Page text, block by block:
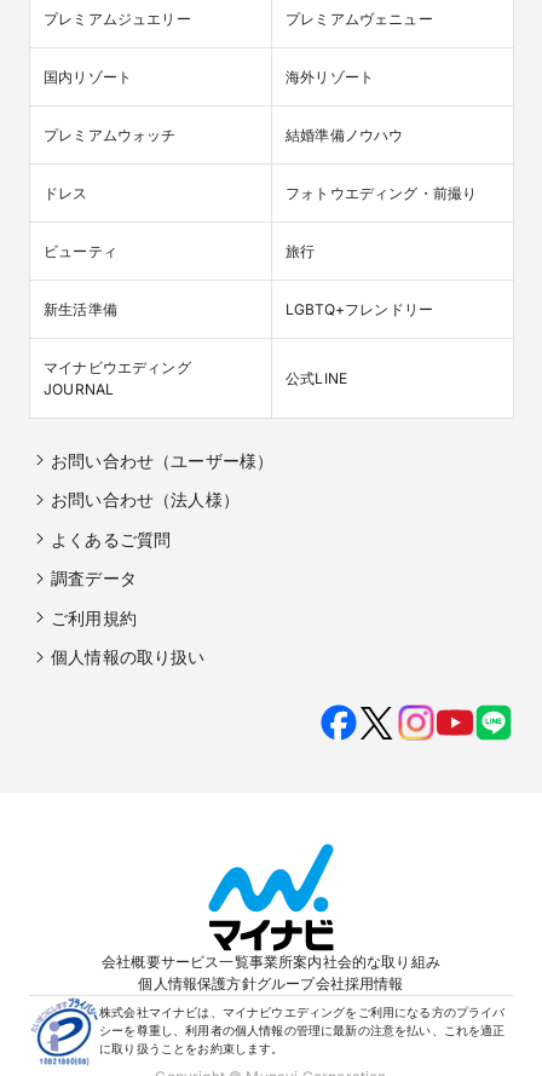
プレミアムジュエリー プレミアムヴェニュー
国内リゾート 海外リゾート
プレミアムウォッチ 結婚準備ノウハウ
ドレス フォトウエディング・前撮り
ビューティ 旅行
新生活準備 LGBTQ+フレンドリー
マイナビウエディング
JOURNAL
公式LINE
お問い合わせ（ユーザー様）
お問い合わせ（法人様）
よくあるご質問
調査データ
ご利用規約
個人情報の取り扱い
会社概要サービス一覧事業所案内社会的な取り組み
個人情報保護方針グループ会社採用情報
株式会社マイナビは、マイナビウエディングをご利用になる方のプライバ
シーを尊重し、利用者の個人情報の管理に最新の注意を払い、これを適正
に取り扱うことをお約束します。